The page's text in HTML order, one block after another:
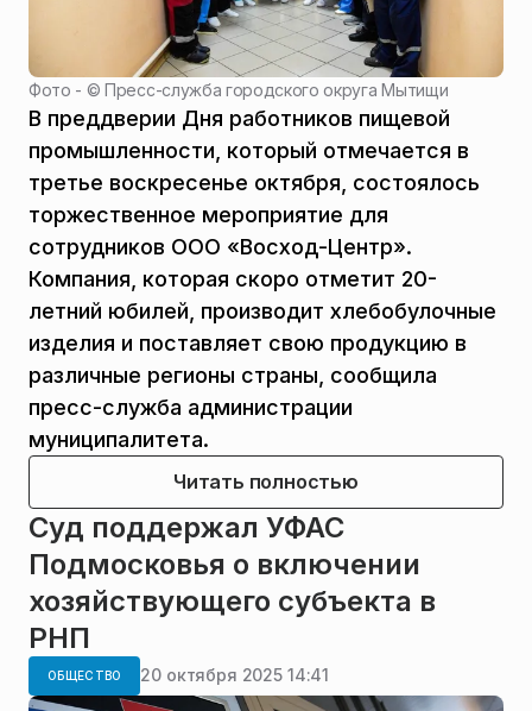
Фото - ©Пресс-служба городского округа Мытищи
В преддверии Дня работников пищевой
промышленности, который отмечается в
третье воскресенье октября, состоялось
торжественное мероприятие для
сотрудников ООО «Восход-Центр».
Компания, которая скоро отметит 20-
летний юбилей, производит хлебобулочные
изделия и поставляет свою продукцию в
различные регионы страны, сообщила
пресс-служба администрации
муниципалитета.
Читать полностью
Суд поддержал УФАС
Подмосковья о включении
хозяйствующего субъекта в
РНП
ОБЩЕСТВО 20 октября 2025 14:41